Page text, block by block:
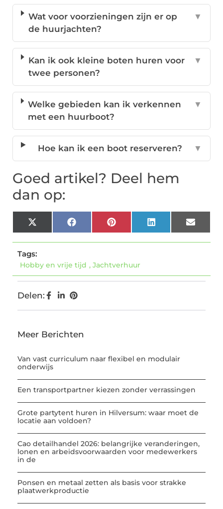
Wat voor voorzieningen zijn er op
de huurjachten?
▼
Kan ik ook kleine boten huren voor
twee personen?
▼
Welke gebieden kan ik verkennen
met een huurboot?
▼
Hoe kan ik een boot reserveren? ▼
Goed artikel? Deel hem
dan op:
X
(Twitter)
FacebookPinterestLinkedInEmail
Tags:
Hobby en vrije tijd , Jachtverhuur
Delen:
Meer Berichten
Van vast curriculum naar flexibel en modulair
onderwijs
Een transportpartner kiezen zonder verrassingen
Grote partytent huren in Hilversum: waar moet de
locatie aan voldoen?
Cao detailhandel 2026: belangrijke veranderingen,
lonen en arbeidsvoorwaarden voor medewerkers
in de
Ponsen en metaal zetten als basis voor strakke
plaatwerkproductie